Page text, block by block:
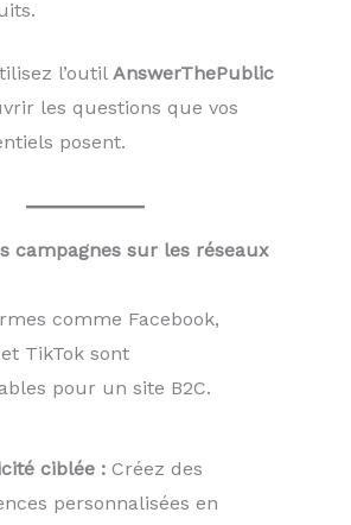
l’outil AnswerThePublic
les questions que vos
posent.
campagnes sur les réseaux
comme Facebook,
TikTok sont
pour un site B2C.
ciblée : Créez des
personnalisées en